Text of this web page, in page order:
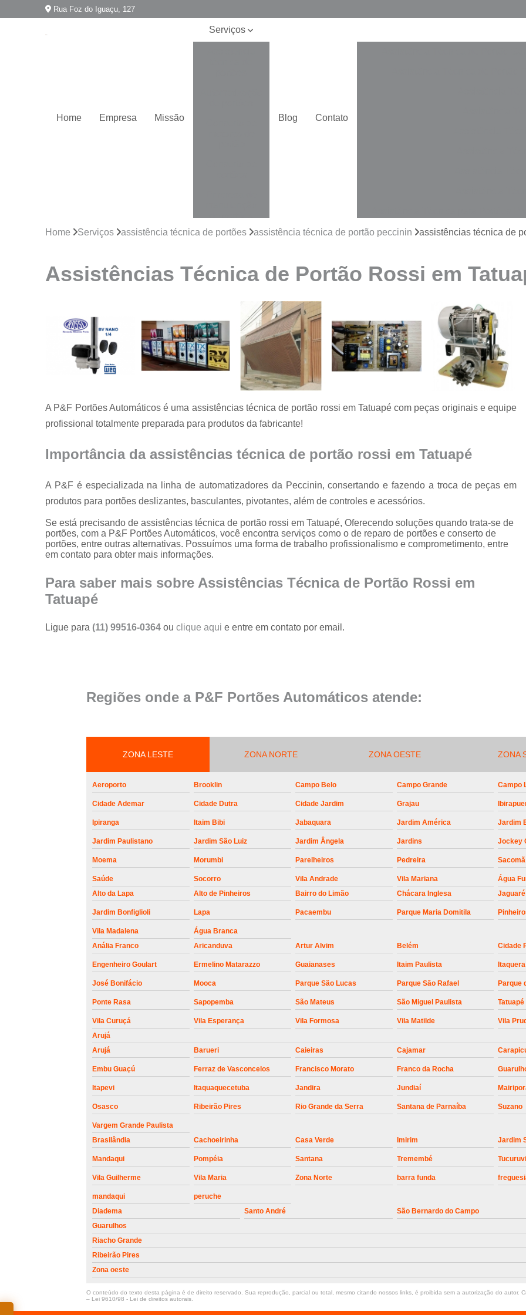
Rua Foz do Iguaçu, 127
Home Empresa Missão
Serviços
de portões
Empresa para
Instalação de
Instalação de
portões
Manutenção
de motores
Manutenção
de portões
Manutenção
em portões
usados para
portão
Reparo de
portões
conserto de
portões
Serviço de
de aço de
central do
portões
roldanas e
rolamento de
portões
Blog Contato
Automatização de Portão de
Automatização de Portão Ppa
Automatização para Portão
Automatizar Portão 2 Folhas
Conserto de Motor de
Conserto de Motor Portão
Conserto Motor Portão
Conserto Motor Portão
Conserto de Portão
Conserto de
Conserto de
Conserto de Portão Automático
Conserto de Portão de
Conserto
Empresa de
Empresa de Manutenção de Portão
Empresa de
Empresa de
Empresa de
Empresa de
Empresa de
Empresa para
Empresa para
Empresa para
Empresa para
Empresa para
Empresa para
Empresa para
Empresa para Instalação de Trava
Instalação de Motor de Portão
Instalação de Motor em Portão
Instalação de Motor para
Instalação de Motor
Instalação Motor Portão
Instalação de Motor de Portão
Instalação de
Instalação de Portão Automático
Instalação de Portão
Instalação de Portões
Conserto de Motor de
Manutenção de Motor de
Manutenção em Motor de
Manutenção Motor Portão Eletrônico
Manutenção de Portão
Home Serviços assistência técnica de portões assistência técnica de portão peccinin assistências técnica de
Assistências Técnica de Portão Rossi em
A P&F Portões Automáticos é uma assistências técnica de portão rossi em Tatuapé com peças originais e equipe
profissional totalmente preparada para produtos da fabricante!
Importância da assistências técnica de portão rossi em Tatuapé
A P&F é especializada na linha de automatizadores da Peccinin, consertando e fazendo a troca de peças em
produtos para portões deslizantes, basculantes, pivotantes, além de controles e acessórios.
Se está precisando de assistências técnica de portão rossi em Tatuapé, Oferecendo soluções quando trata-se de
portões, com a P&F Portões Automáticos, você encontra serviços como o de reparo de portões e conserto de
portões, entre outras alternativas. Possuímos uma forma de trabalho profissionalismo e comprometimento, entre
em contato para obter mais informações.
Para saber mais sobre Assistências Técnica de Portão Rossi em
Tatuapé
Ligue para (11) 99516-0364ouclique aqui e entre em contato por email.
Regiões onde a P&F Portões Automáticos atende:
ZONA LESTE ZONA NORTE ZONA OESTE ZONA
Aeroporto Brooklin Campo Belo Campo Grande Campo
Cidade Ademar Cidade Dutra Cidade Jardim Grajau
Ipiranga Itaim Bibi Jabaquara Jardim América Jardim
Jardim Paulistano Jardim São Luiz Jardim Ângela Jardins Jockey
Moema Morumbi Parelheiros Pedreira Sacomã
Saúde Socorro Vila Andrade Vila Mariana
Água
Alto da Lapa
Alto de Pinheiros Bairro do Limão Chácara Inglesa Jaguaré
Jardim Bonfiglioli Lapa Pacaembu Parque Maria Domitila
Vila Madalena
Água Branca
Anália Franco
Aricanduva Artur Alvim Belém Cidade
Engenheiro Goulart Ermelino Matarazzo Guaianases Itaim Paulista Itaquera
José Bonifácio Mooca Parque São Lucas Parque São Rafael Parque
Ponte Rasa Sapopemba São Mateus São Miguel Paulista Tatuapé
Vila Curuçá Vila Esperança Vila Formosa Vila Matilde Vila
Arujá
Arujá
Barueri Caieiras Cajamar
Embu Guaçú Ferraz de Vasconcelos Francisco Morato Franco da Rocha
Itapevi Itaquaquecetuba Jandira Jundiaí
Osasco Ribeirão Pires Rio Grande da Serra Santana de Parnaíba Suzano
Vargem Grande Paulista
Brasilândia
Cachoeirinha Casa Verde Imirim Jardim
Mandaqui Pompéia Santana Tremembé Tucuruvi
Vila Guilherme Vila Maria Zona Norte barra funda
mandaqui
peruche
Diadema
Santo André São Bernardo do Campo
Guarulhos
Riacho Grande
Ribeirão Pires
Zona oeste
O conteúdo do texto desta página é de direito reservado. Sua reprodução, parcial ou total, mesmo citando nossos links, é proibida sem a autorização do autor.
– Lei 9610/98 - Lei de direitos autorais.